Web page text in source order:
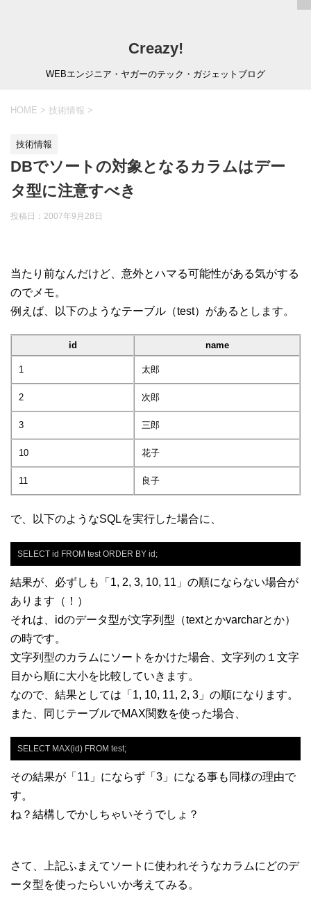
Creazy!
WEBエンジニア・ヤガーのテック・ガジェットブログ
HOME > 技術情報 >
技術情報
DBでソートの対象となるカラムはデー
タ型に注意すべき
投稿日： 2007年9月28日
当たり前なんだけど、意外とハマる可能性がある気がする
のでメモ。
例えば、以下のようなテーブル（test）があるとします。
id name
1 太郎
2 次郎
3 三郎
10 花子
11 良子
で、以下のようなSQLを実行した場合に、
SELECT id FROM test ORDER BY id;
結果が、必ずしも「1, 2, 3, 10, 11」の順にならない場合が
あります（！）
それは、idのデータ型が文字列型（textとかvarcharとか）
の時です。
文字列型のカラムにソートをかけた場合、文字列の１文字
目から順に大小を比較していきます。
なので、結果としては「1, 10, 11, 2, 3」の順になります。
また、同じテーブルでMAX関数を使った場合、
SELECT MAX(id) FROM test;
その結果が「11」にならず「3」になる事も同様の理由で
す。
ね？結構しでかしちゃいそうでしょ？
さて、上記ふまえてソートに使われそうなカラムにどのデ
ータ型を使ったらいいか考えてみる。